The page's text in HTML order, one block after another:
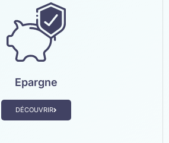
Epargne
DÉCOUVRIR